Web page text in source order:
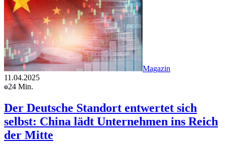
Magazin
11.04.2025
24 Min.
Der Deutsche Standort entwertet sich
selbst: China lädt Unternehmen ins Reich
der Mitte